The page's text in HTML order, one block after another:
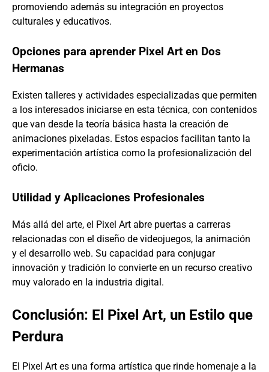
promoviendo además su integración en proyectos
culturales y educativos.
Opciones para aprender Pixel Art en Dos
Hermanas
Existen talleres y actividades especializadas que permiten
a los interesados iniciarse en esta técnica, con contenidos
que van desde la teoría básica hasta la creación de
animaciones pixeladas. Estos espacios facilitan tanto la
experimentación artística como la profesionalización del
oficio.
Utilidad y Aplicaciones Profesionales
Más allá del arte, el Pixel Art abre puertas a carreras
relacionadas con el diseño de videojuegos, la animación
y el desarrollo web. Su capacidad para conjugar
innovación y tradición lo convierte en un recurso creativo
muy valorado en la industria digital.
Conclusión: El Pixel Art, un Estilo que
Perdura
El Pixel Art es una forma artística que rinde homenaje a la